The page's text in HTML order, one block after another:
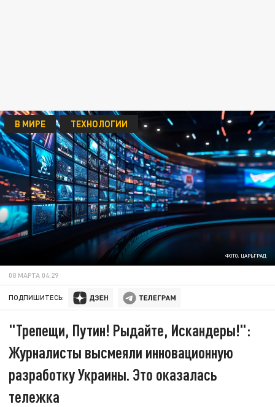
ФОТО: ЦАРЬГРАД
В МИРЕ ТЕХНОЛОГИИ
08 МАРТА 04:29
ПОДПИШИТЕСЬ:
"Трепещи, Путин! Рыдайте, Искандеры!":
Журналисты высмеяли инновационную
разработку Украины. Это оказалась
тележка